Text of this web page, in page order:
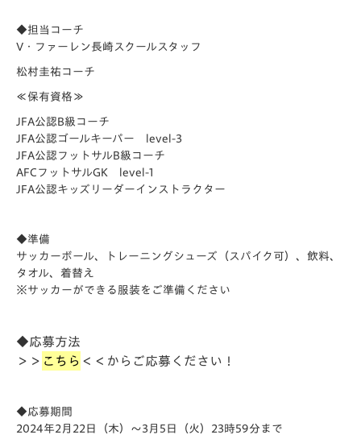
◆担当コーチ
V・ファーレン長崎スクールスタッフ
松村圭祐コーチ
≪保有資格≫
JFA公認B級コーチ
JFA公認ゴールキーパー level-3
JFA公認フットサルB級コーチ
AFCフットサルGK level-1
JFA公認キッズリーダーインストラクター
◆準備
サッカーボール、トレーニングシューズ（スパイク可）、飲料、
タオル、着替え
※サッカーができる服装をご準備ください
◆応募方法
＞＞ こちら ＜＜からご応募ください！
◆応募期間
2024年2月22日（木）～3月5日（火）23時59分まで